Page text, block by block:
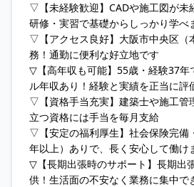
▽【未経験歓迎】CADや施工図が未
研修・実習で基礎からしっかり学べ
▽【アクセス良好】大阪市中央区（
務！通勤に便利な好立地です
▽【高年収も可能】55歳・経験37年
ル年収あり！経験と実績を正当に評
▽【資格手当充実】建築士や施工管
立つ資格には手当を毎月支給
▽【安定の福利厚生】社会保険完備
年以上）ありで、長く安心して働け
▽【長期出張時のサポート】長期出
供！生活面の不安なく業務に集中で